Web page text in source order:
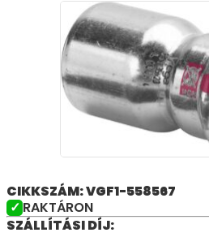
CIKKSZÁM: VGF1-558567
RAKTÁRON
SZÁLLÍTÁSI DÍJ: